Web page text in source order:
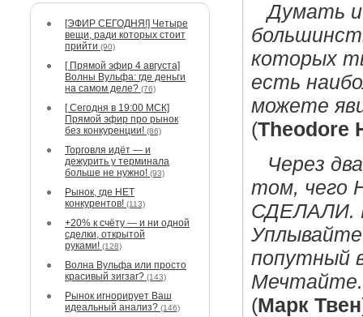
[ЭФИР СЕГОДНЯ!] Четыре
вещи, ради которых стоит
прийти (90)
[ Прямой эфир 4 августа]
Волны Вульфа: где деньги
на самом деле? (76)
[ Сегодня в 19:00 МСК]
Прямой эфир про рынок
без конкуренции! (86)
Торговля идёт — и
дежурить у терминала
больше не нужно! (93)
Рынок, где НЕТ
конкурентов! (113)
+20% к счёту — и ни одной
сделки, открытой
руками! (128)
Волна Вульфа или просто
красивый зигзаг? (143)
Рынок игнорирует Ваш
идеальный анализ? (146)
Думать и
которых
есть
можете
(Theodore
Через
том, чего
СДЕЛАЛИ.
попутный
(Марк Твен